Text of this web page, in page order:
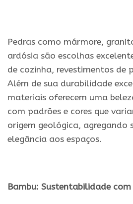
Pedras como mármore,
ardósia são escolhas
de cozinha, revestimentos de
Além de sua durabilidade
materiais oferecem uma
com padrões e cores que
origem geológica, agregando
elegância aos espaços.
Bambu: Sustentabilidade